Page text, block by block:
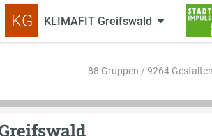
KG KLIMAFIT Greifswald
88 Gruppen / 9264